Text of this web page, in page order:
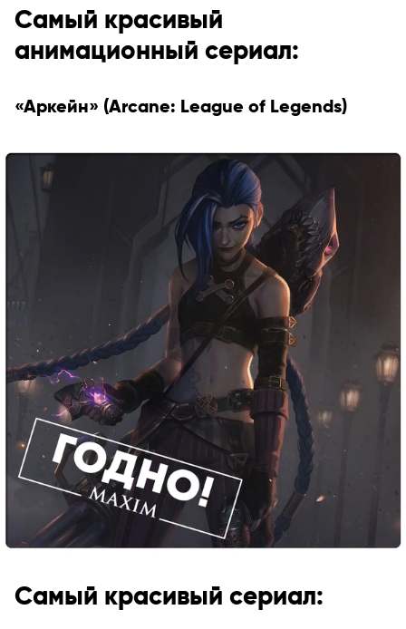
Самый красивый
анимационный сериал:
«Аркейн» (Arcane: League of Legends)
Самый красивый сериал: